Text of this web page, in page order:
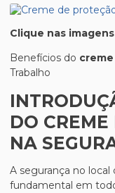
Clique nas
Benefícios do
Trabalho
DO
NA
A segurança no
fundamental em